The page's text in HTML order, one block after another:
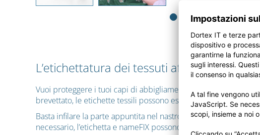
L’etichettatura dei tessuti affidabile
Vuoi proteggere i tuoi capi di abbigliamento dallo scambio o
brevettato, le etichette tessili possono essere fissate
Basta infilare la parte appuntita nel nastro con il nome e nel
necessario, l’etichetta e nameFIX possono essere rimossi senza